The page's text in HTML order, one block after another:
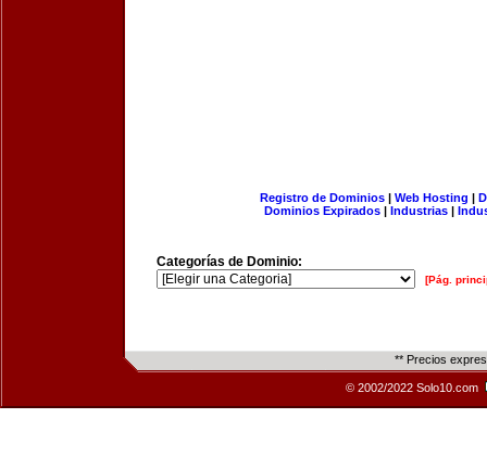
Registro de Dominios| Web Hosting |
Dominios Expirados | Industrias |
Categorías de Dominio:
[Pág.
** Precios
© 2002/2022 Solo10.com